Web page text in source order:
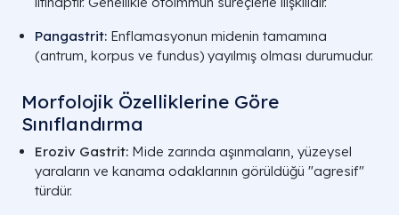
Pangastrit: Enflamasyonun midenin tamamına
(antrum, korpus ve fundus) yayılmış olması durumudur.
Morfolojik Özelliklerine Göre
Sınıflandırma
Eroziv Gastrit: Mide zarında aşınmaların, yüzeysel
yaraların ve kanama odaklarının görüldüğü "agresif"
türdür.